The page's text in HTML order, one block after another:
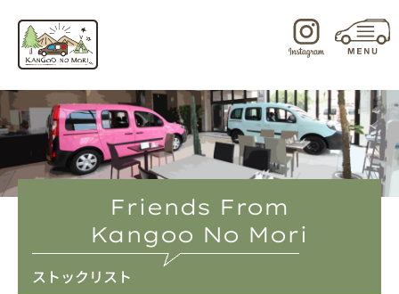
キ
ッ
プ
Friends From
Kangoo No Mori
ストックリスト